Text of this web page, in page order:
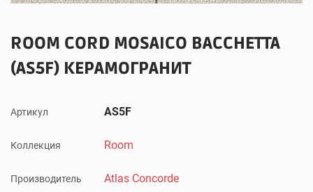
ROOM CORD MOSAICO BACCHETTA
(AS5F) КЕРАМОГРАНИТ
Артикул AS5F
Коллекция Room
Производитель Atlas Concorde